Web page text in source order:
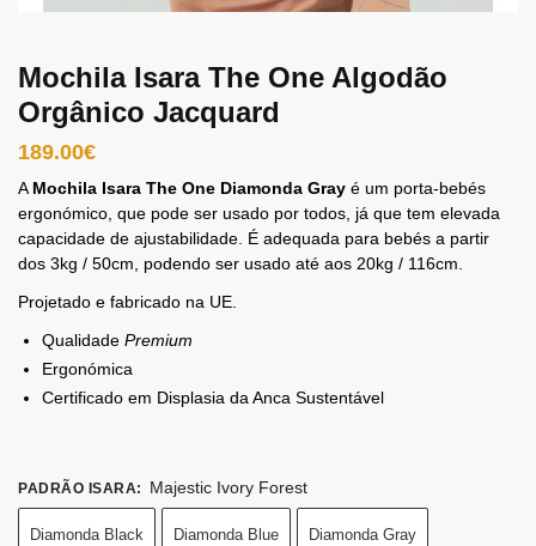
Mochila Isara The One Algodão
Orgânico Jacquard
189.00€
A Mochila Isara The One Diamonda Gray é um porta-bebés
ergonómico, que pode ser usado por todos, já que tem elevada
capacidade de ajustabilidade. É adequada para bebés a partir
dos 3kg / 50cm, podendo ser usado até aos 20kg / 116cm.
Projetado e fabricado na UE.
Qualidade Premium
Ergonómica
Certificado em Displasia da Anca Sustentável
PADRÃO ISARA: Majestic Ivory Forest
Diamonda Black Diamonda Blue Diamonda Gray